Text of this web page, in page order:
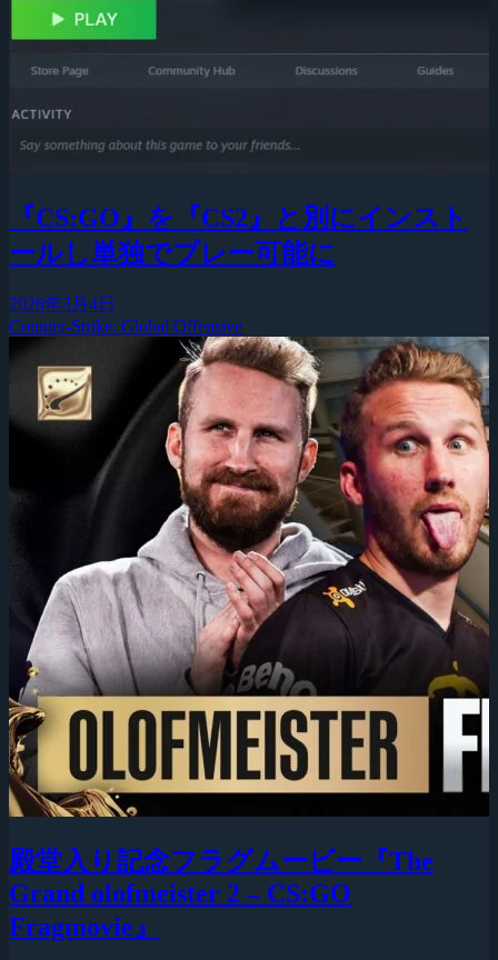
『CS:GO』を『CS2』と別にインスト
ールし単独でプレー可能に
2026年3月4日
Counter-Strike: Global Offensive
殿堂入り記念フラグムービー『The
Grand olofmeister 2 – CS:GO
Fragmovie』